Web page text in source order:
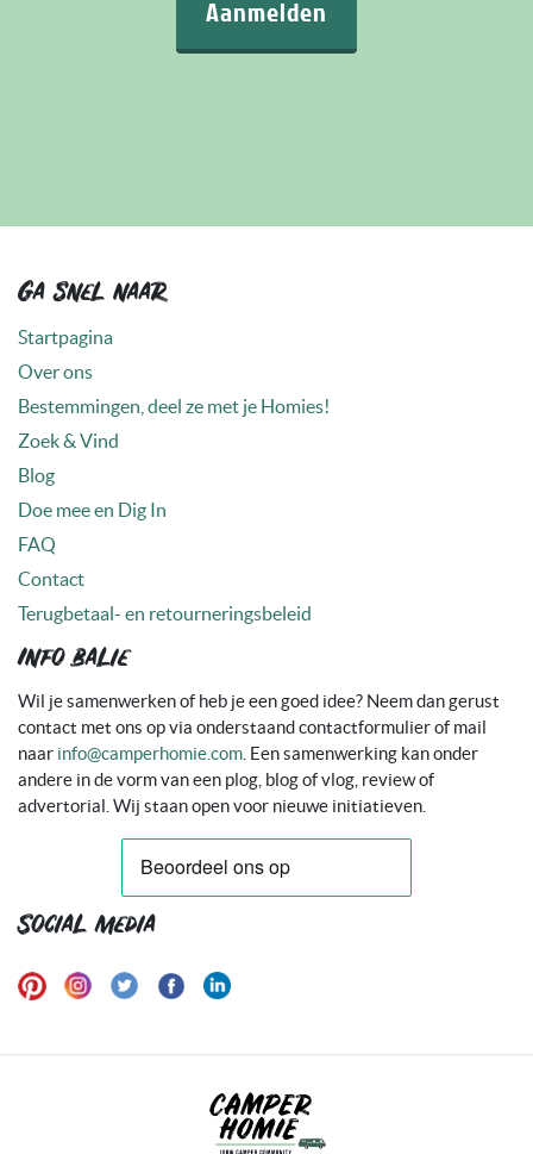
Aanmelden
Ga snel naar
Startpagina
Over ons
Bestemmingen, deel ze met je Homies!
Zoek & Vind
Blog
Doe mee en Dig In
FAQ
Contact
Terugbetaal- en retourneringsbeleid
Info balie
Wil je samenwerken of heb je een goed idee? Neem dan gerust
contact met ons op via onderstaand contactformulier of mail
naar info@camperhomie.com . Een samenwerking kan onder
andere in de vorm van een plog, blog of vlog, review of
advertorial. Wij staan open voor nieuwe initiatieven.
Social media